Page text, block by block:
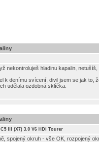
nekontroluješ hladinu kapalin,
k denímu svícení, divil jsem se jak
udělala ozdobná sklíčka.
III (X7) 3.0 V6 HDi Tourer
spojený okruh - vše OK, rozpojený